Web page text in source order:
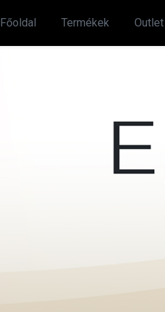
Főoldal Termékek Outlet